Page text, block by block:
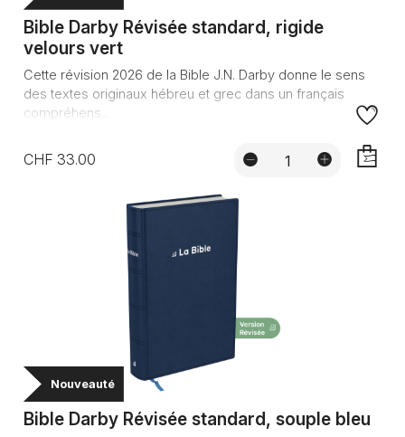
Bible Darby Révisée standard, rigide
velours vert
Cette révision 2026 de la Bible J.N. Darby donne le sens
des textes originaux hébreu et grec dans un français
compréhens...
CHF 33.00
Nouveauté
Bible Darby Révisée standard, souple bleu